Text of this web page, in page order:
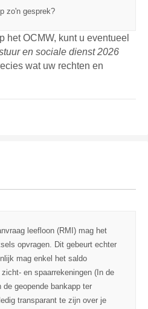
zo'n gesprek?
het OCMW, kunt u eventueel
en sociale dienst 2026
wat uw rechten en
leefloon (RMI) mag het
opvragen. Dit gebeurt echter
mag enkel het saldo
en spaarrekeningen (In de
geopende bankapp ter
transparant te zijn over je